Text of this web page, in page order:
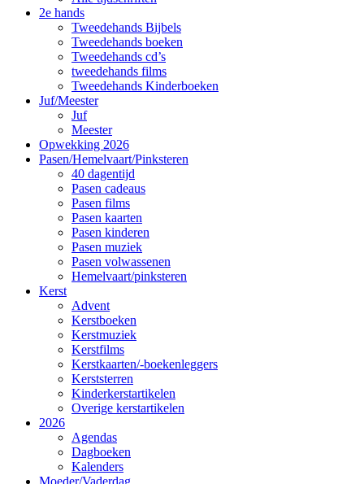
2e hands
Tweedehands Bijbels
Tweedehands boeken
Tweedehands cd’s
tweedehands films
Tweedehands Kinderboeken
Juf/Meester
Juf
Meester
Opwekking 2026
Pasen/Hemelvaart/Pinksteren
40 dagentijd
Pasen cadeaus
Pasen films
Pasen kaarten
Pasen kinderen
Pasen muziek
Pasen volwassenen
Hemelvaart/pinksteren
Kerst
Advent
Kerstboeken
Kerstmuziek
Kerstfilms
Kerstkaarten/-boekenleggers
Kerststerren
Kinderkerstartikelen
Overige kerstartikelen
2026
Agendas
Dagboeken
Kalenders
Moeder/Vaderdag